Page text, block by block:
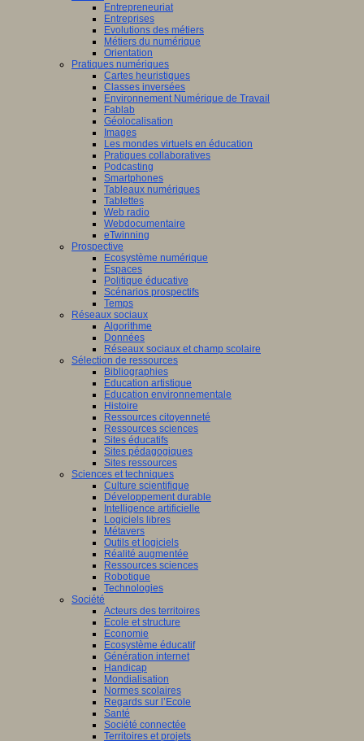
Entrepreneuriat
Entreprises
Evolutions des métiers
Métiers du numérique
Orientation
Pratiques numériques
Cartes heuristiques
Classes inversées
Environnement Numérique de Travail
Fablab
Géolocalisation
Images
Les mondes virtuels en éducation
Pratiques collaboratives
Podcasting
Smartphones
Tableaux numériques
Tablettes
Web radio
Webdocumentaire
eTwinning
Prospective
Ecosystème numérique
Espaces
Politique éducative
Scénarios prospectifs
Temps
Réseaux sociaux
Algorithme
Données
Réseaux sociaux et champ scolaire
Sélection de ressources
Bibliographies
Education artistique
Education environnementale
Histoire
Ressources citoyenneté
Ressources sciences
Sites éducatifs
Sites pédagogiques
Sites ressources
Sciences et techniques
Culture scientifique
Développement durable
Intelligence artificielle
Logiciels libres
Métavers
Outils et logiciels
Réalité augmentée
Ressources sciences
Robotique
Technologies
Société
Acteurs des territoires
Ecole et structure
Economie
Ecosystème éducatif
Génération internet
Handicap
Mondialisation
Normes scolaires
Regards sur l’Ecole
Santé
Société connectée
Territoires et projets